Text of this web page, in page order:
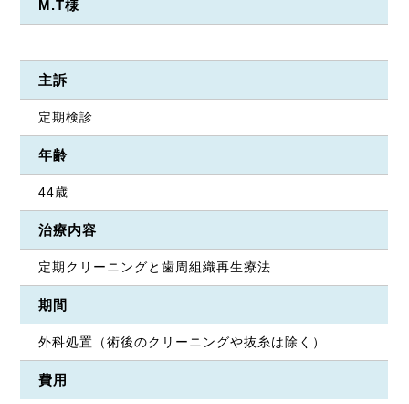
M.T様
主訴
定期検診
年齢
44歳
治療内容
定期クリーニングと歯周組織再生療法
期間
外科処置（術後のクリーニングや抜糸は除く）
費用